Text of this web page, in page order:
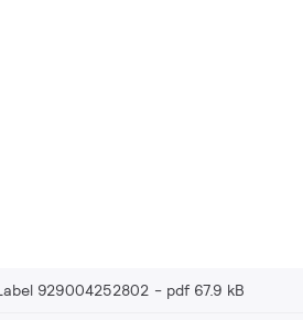
929004252802 pdf 67.9 kB